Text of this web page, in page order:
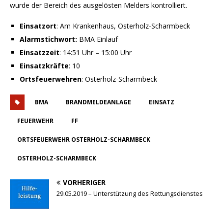
wurde der Bereich des ausgelösten Melders kontrolliert.
Einsatzort: Am Krankenhaus, Osterholz-Scharmbeck
Alarmstichwort: BMA Einlauf
Einsatzzeit: 14:51 Uhr – 15:00 Uhr
Einsatzkräfte: 10
Ortsfeuerwehren: Osterholz-Scharmbeck
BMA BRANDMELDEANLAGE EINSATZ
FEUERWEHR FF
ORTSFEUERWEHR OSTERHOLZ-SCHARMBECK
OSTERHOLZ-SCHARMBECK
VORHERIGER
29.05.2019 – Unterstützung des Rettungsdienstes